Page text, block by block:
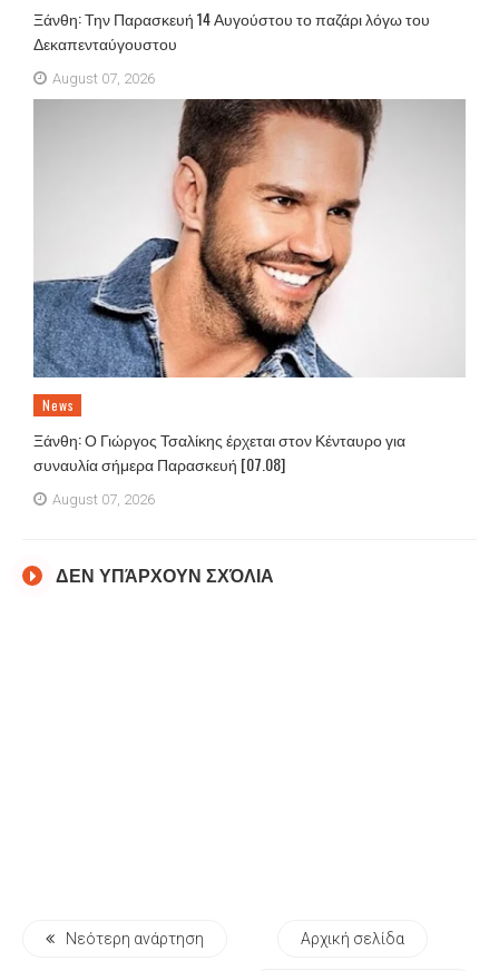
Ξάνθη: Την Παρασκευή 14 Αυγούστου το παζάρι λόγω του
Δεκαπενταύγουστου
August 07, 2026
News
Ξάνθη: Ο Γιώργος Τσαλίκης έρχεται στον Κένταυρο για
συναυλία σήμερα Παρασκευή [07.08]
August 07, 2026
ΔΕΝ ΥΠΆΡΧΟΥΝ ΣΧΌΛΙΑ
Νεότερη ανάρτηση Αρχική σελίδα